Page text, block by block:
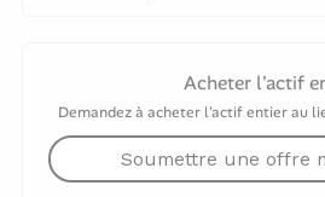
Acheter l'actif
Demandez à acheter l'actif entier au
Soumettre une offre